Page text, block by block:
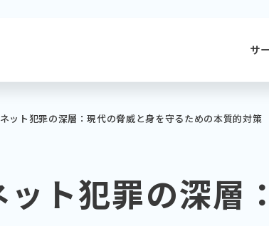
サ
ット犯罪の深層：現代の脅威と身を守るための本質的対策
ト犯罪の深層